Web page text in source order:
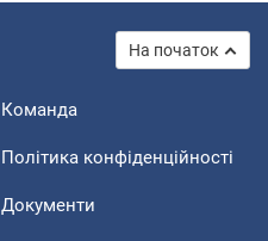
На початок
Команда
Політика конфіденційності
Документи